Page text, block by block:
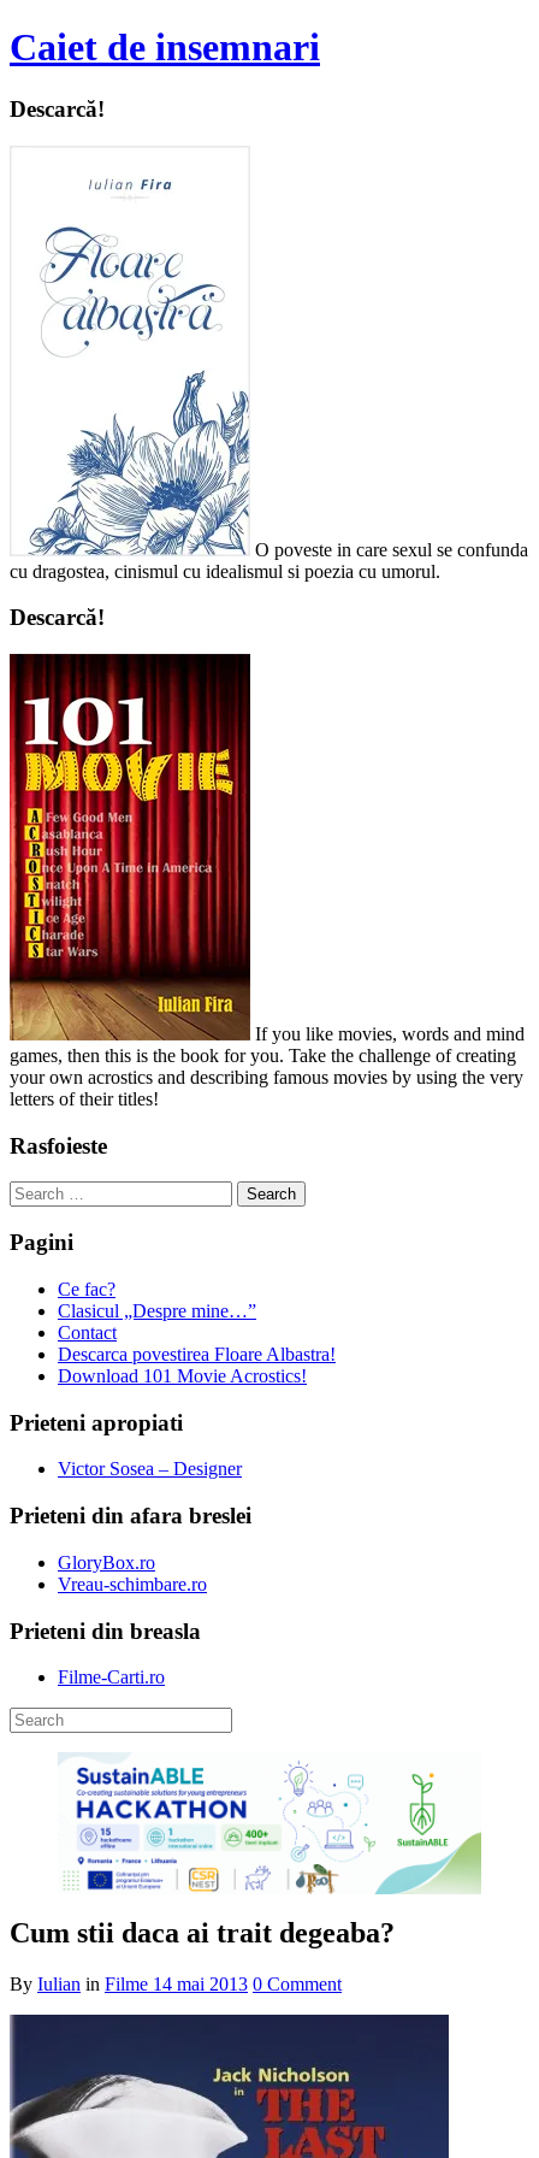
Caiet de insemnari
Descarcă!
O poveste in care sexul se confunda
cu dragostea, cinismul cu idealismul si poezia cu umorul.
Descarcă!
If you like movies, words and mind
games, then this is the book for you. Take the challenge of creating
your own acrostics and describing famous movies by using the very
letters of their titles!
Rasfoieste
Search
for:
Pagini
Ce fac?
Clasicul „Despre mine…”
Contact
Descarca povestirea Floare Albastra!
Download 101 Movie Acrostics!
Prieteni apropiati
Victor Sosea – Designer
Prieteni din afara breslei
GloryBox.ro
Vreau-schimbare.ro
Prieteni din breasla
Filme-Carti.ro
Cum stii daca ai trait degeaba?
By Iulian in Filme 14 mai 2013 0 Comment